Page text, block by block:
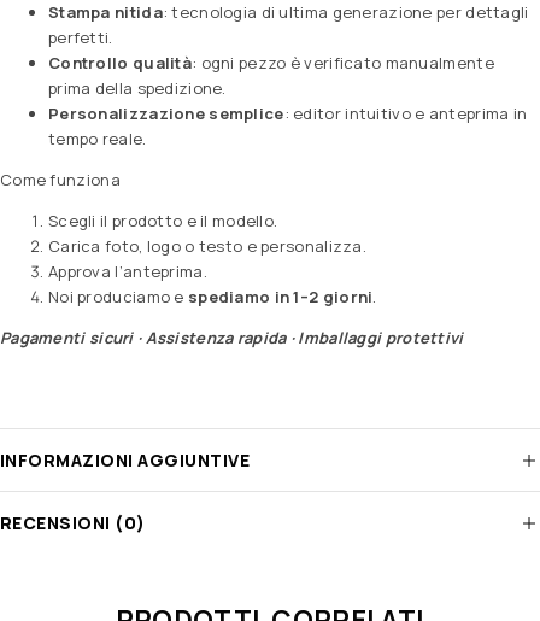
Stampa nitida: tecnologia di ultima generazione per dettagli
perfetti.
Controllo qualità: ogni pezzo è verificato manualmente
prima della spedizione.
Personalizzazione semplice: editor intuitivo e anteprima in
tempo reale.
Come funziona
Scegli il prodotto e il modello.
Carica foto, logo o testo e personalizza.
Approva l’anteprima.
Noi produciamo e spediamo in 1–2 giorni.
Pagamenti sicuri · Assistenza rapida · Imballaggi protettivi
INFORMAZIONI AGGIUNTIVE
RECENSIONI (0)